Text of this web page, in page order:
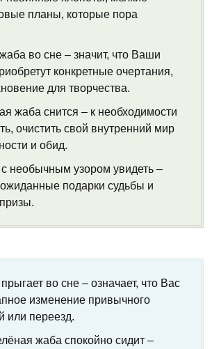
планы, которые пора
во сне – значит, что Ваши
конкретные очертания,
для творчества.
жаба снится – к необходимости
очистить свой внутренний мир
и обид.
необычным узором увидеть –
подарки судьбы и
во сне – означает, что Вас
изменение привычного
или переезд.
жаба спокойно сидит –